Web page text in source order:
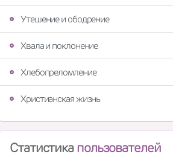
Утешение и ободрение
Хвала и поклонение
Хлебопреломление
Христианская жизнь
Статистика пользователей